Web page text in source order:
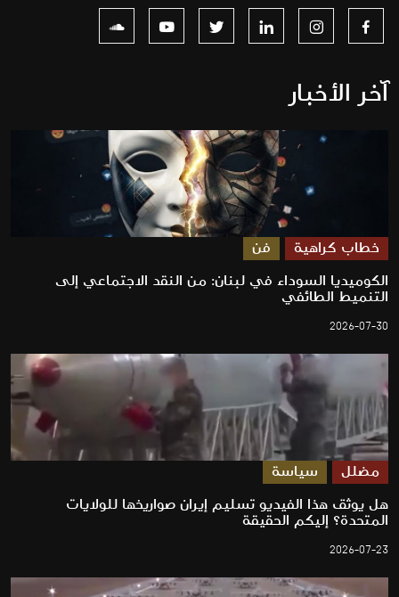
آخر الأخبار
خطاب كراهية فن
الكوميديا السوداء في لبنان: من النقد الاجتماعي إلى
التنميط الطائفي
2026-07-30
مضلل سياسة
هل يوثق هذا الفيديو تسليم إيران صواريخها للولايات
المتحدة؟ إليكم الحقيقة
2026-07-23